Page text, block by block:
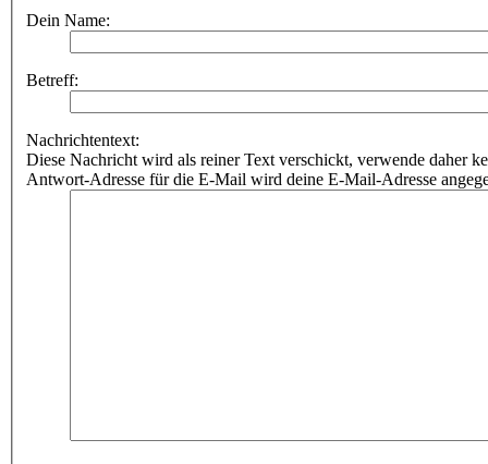
Dein Name:
Betreff:
Nachrichtentext:
Diese Nachricht wird als reiner Text verschickt, verwende daher
Antwort-Adresse für die E-Mail wird deine E-Mail-Adresse